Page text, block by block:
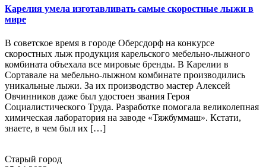
Карелия умела изготавливать самые скоростные лыжи в
мире
В советское время в городе Оберсдорф на конкурсе
скоростных лыж продукция карельского мебельно-лыжного
комбината объехала все мировые бренды. В Карелии в
Сортавале на мебельно-лыжном комбинате производились
уникальные лыжи. За их производство мастер Алексей
Овчинников даже был удостоен звания Героя
Социалистического Труда. Разработке помогала великолепная
химическая лаборатория на заводе «Тяжбуммаш». Кстати,
знаете, в чем был их […]
Старый город